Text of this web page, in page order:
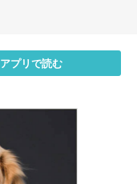
アプリで読む